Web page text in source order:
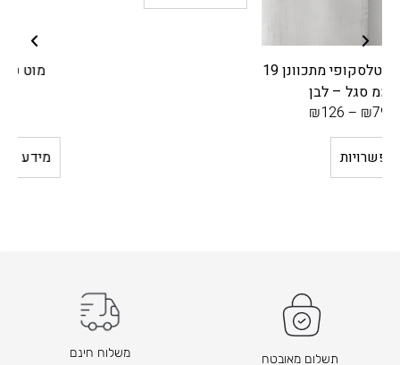
מוט טלסקופי מתכוונן –
תשלום מאובטח משלוח חינם